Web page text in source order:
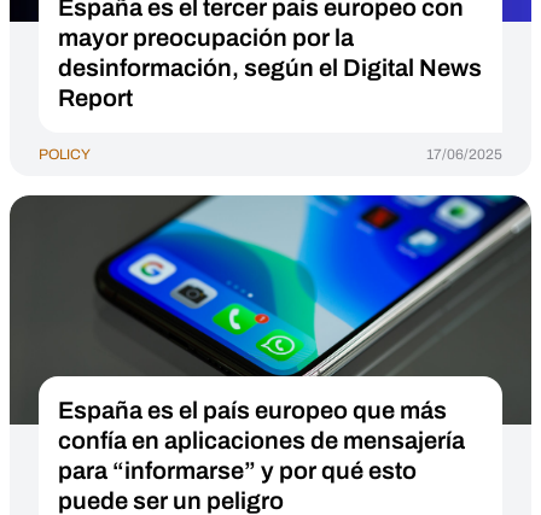
España es el tercer país europeo con
mayor preocupación por la
desinformación, según el Digital News
Report
POLICY 17/06/2025
España es el país europeo que más
confía en aplicaciones de mensajería
para “informarse” y por qué esto
puede ser un peligro